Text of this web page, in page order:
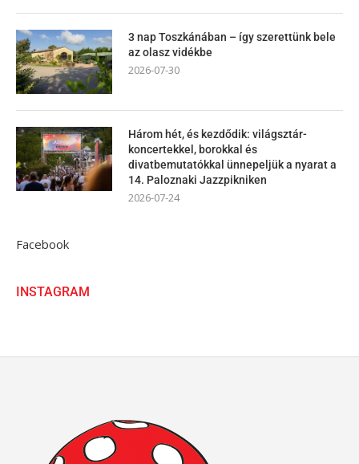
3 nap Toszkánában – így szerettünk bele
az olasz vidékbe
2026-07-30
Három hét, és kezdődik: világsztár-
koncertekkel, borokkal és
divatbemutatókkal ünnepeljük a nyarat a
14. Paloznaki Jazzpikniken
2026-07-24
Facebook
INSTAGRAM